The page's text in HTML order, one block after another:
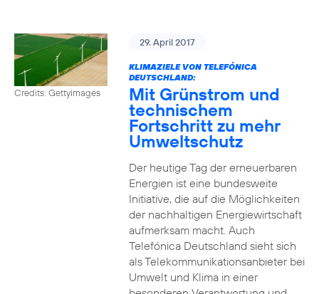
Credits: Gettyimages
29. April 2017
KLIMAZIELE VON TELEFÓNICA
DEUTSCHLAND:
Mit Grünstrom und
technischem
Fortschritt zu mehr
Umweltschutz
Der heutige Tag der erneuerbaren
Energien ist eine bundesweite
Initiative, die auf die Möglichkeiten
der nachhaltigen Energiewirtschaft
aufmerksam macht. Auch
Telefónica Deutschland sieht sich
als Telekommunikationsanbieter bei
Umwelt und Klima in einer